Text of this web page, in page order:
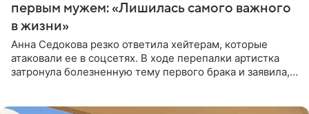
первым мужем: «Лишилась самого важного
в жизни»
Анна Седокова резко ответила хейтерам, которые
атаковали ее в соцсетях. В ходе перепалки артистка
затронула болезненную тему первого брака и заявила,